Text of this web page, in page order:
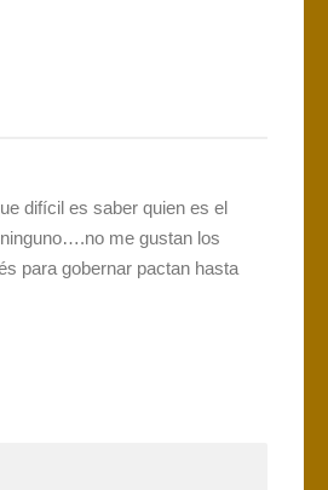
difícil es saber quien es el
me gustan los
para gobernar pactan hasta